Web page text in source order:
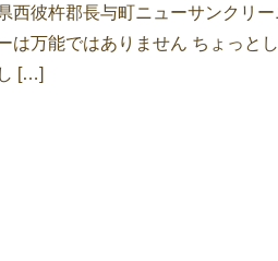
西彼杵郡長与町ニューサンクリ
は万能ではありません ちょっと
[…]